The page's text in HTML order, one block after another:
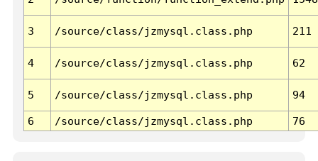
3 /source/class/jzmysql.class.php 211
4 /source/class/jzmysql.class.php 62
5 /source/class/jzmysql.class.php 94
6 /source/class/jzmysql.class.php 76